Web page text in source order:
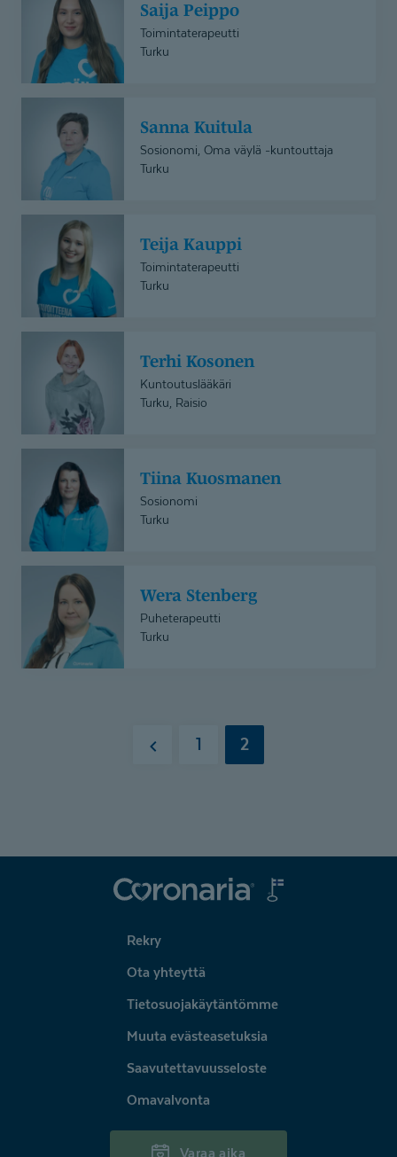
Peippo
Saija Peippo
Toimintaterapeutti
Turku
Kuitula
Sanna Kuitula
Sosionomi, Oma väylä -kuntouttaja
Turku
Teija Kauppi
Toimintaterapeutti
Turku
Kosonen
Terhi Kosonen
Kuntoutuslääkäri
Turku, Raisio
Kuosmanen
Tiina Kuosmanen
Sosionomi
Turku
Stenberg
Wera Stenberg
Puheterapeutti
Turku
Edellinen
1 2
Coronaria
Rekry
Ota yhteyttä
Tietosuojakäytäntömme
Muuta evästeasetuksia
Saavutettavuusseloste
Omavalvonta
Varaa aika